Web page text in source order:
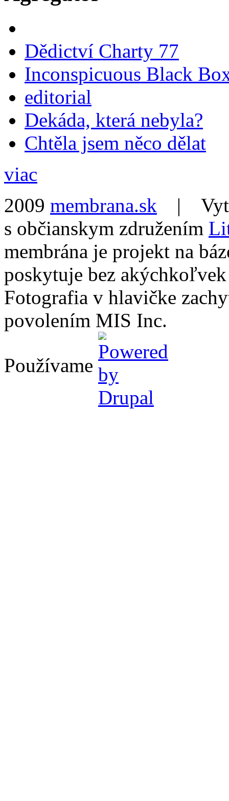
Dědictví Charty 77
Inconspicuous Black
editorial
Dekáda, která nebyla?
Chtěla jsem něco dělat
viac
2009 membrana.sk |
s občianskym združením
membrána je projekt na
poskytuje bez
Fotografia v hlavičke
povolením MIS Inc.
Používame